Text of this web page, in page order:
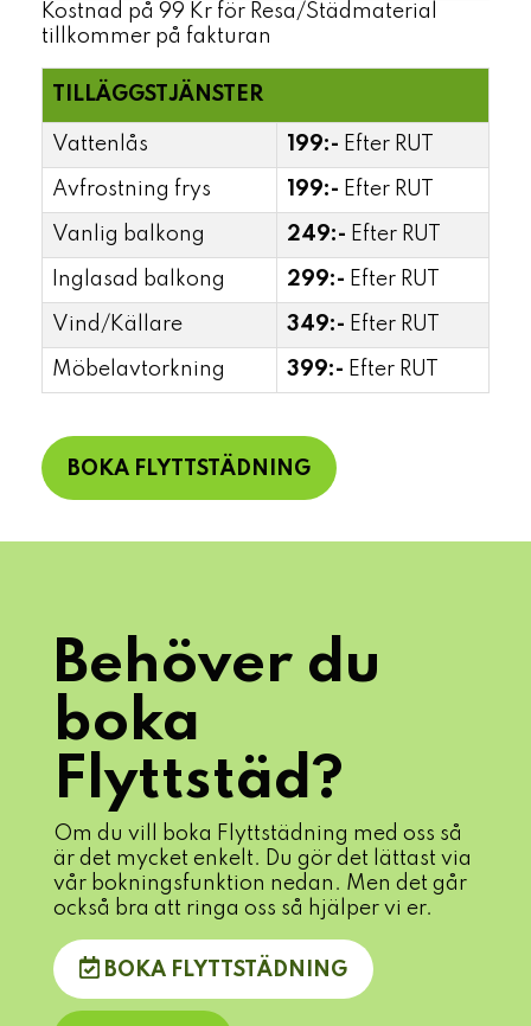
Kostnad på 99 Kr för Resa/Städmaterial
tillkommer på fakturan
TILLÄGGSTJÄNSTER
Vattenlås 199:- Efter RUT
Avfrostning frys 199:- Efter RUT
Vanlig balkong 249:- Efter RUT
Inglasad balkong 299:- Efter RUT
Vind/Källare 349:- Efter RUT
Möbelavtorkning 399:- Efter RUT
BOKA FLYTTSTÄDNING
Behöver du
boka
Flyttstäd?
Om du vill boka Flyttstädning med oss så
är det mycket enkelt. Du gör det lättast via
vår bokningsfunktion nedan. Men det går
också bra att ringa oss så hjälper vi er.
BOKA FLYTTSTÄDNING